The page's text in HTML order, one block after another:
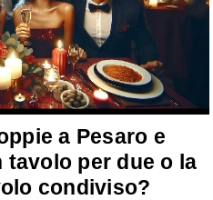
a Pesaro e
per due o la
condiviso?